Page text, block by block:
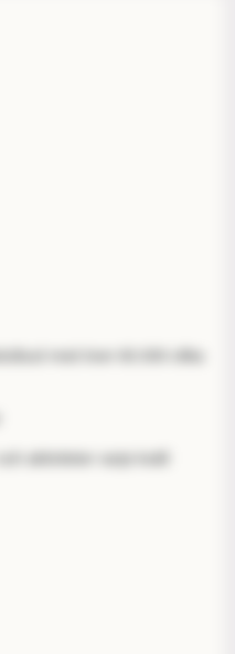
med över 60.000 olika
aktiviteter varje kväll